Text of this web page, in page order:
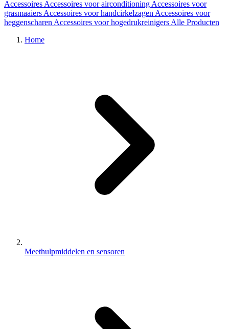
Accessoires Accessoires voor airconditioning Accessoires voor
grasmaaiers Accessoires voor handcirkelzagen Accessoires voor
heggenscharen Accessoires voor hogedrukreinigers Alle Producten
Home
Meethulpmiddelen en sensoren